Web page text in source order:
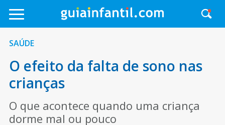
SAÚDE
O efeito da falta de sono nas
crianças
O que acontece quando uma criança
dorme mal ou pouco